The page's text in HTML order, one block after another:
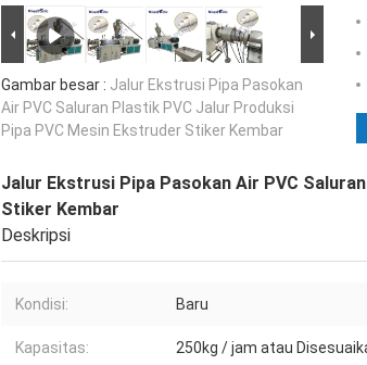
Gambar besar : Jalur Ekstrusi Pipa Pasokan
Air PVC Saluran Plastik PVC Jalur Produksi
Pipa PVC Mesin Ekstruder Stiker Kembar
Jalur Ekstrusi Pipa Pasokan Air PVC
Stiker Kembar
Deskripsi
Kondisi: Baru
Kapasitas: 250kg / jam atau